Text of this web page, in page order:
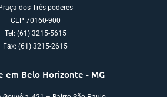
Praça dos Três poderes
CEP 70160-900
Tel: (61) 3215-5615
Fax: (61) 3215-2615
em Belo Horizonte - MG